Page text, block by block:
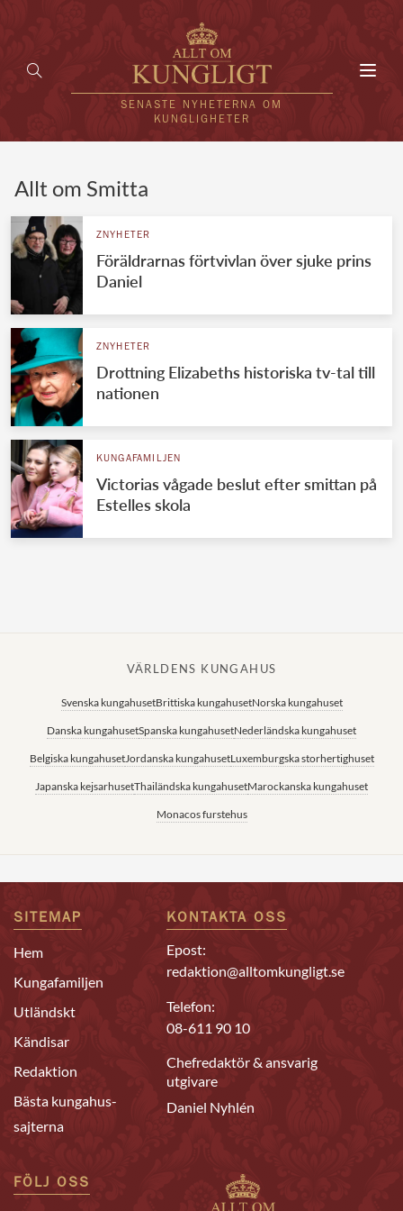
SENASTE NYHETERNA OM
KUNGLIGHETER
UTLÄNDSKT
VÄRLDENS KUNGAHUS
Svenska kungahuset
Brittiska kungahuset
Danska kungahuset
Spanska kungahuset
REDAKTION
Allt om Smitta
ZNYHETER
Föräldrarnas förtvivlan över sjuke prins
Daniel
ZNYHETER
Drottning Elizabeths historiska tv-tal till
nationen
KUNGAFAMILJEN
Victorias vågade beslut efter smittan på
Estelles skola
VÄRLDENS KUNGAHUS
Svenska kungahusetBrittiska kungahusetNorska kungahuset
Danska kungahusetSpanska kungahusetNederländska kungahuset
Belgiska kungahusetJordanska kungahusetLuxemburgska storhertighuset
Japanska kejsarhusetThailändska kungahusetMarockanska kungahuset
Monacos furstehus
SITEMAP
Hem
Kungafamiljen
Utländskt
Kändisar
Redaktion
Bästa kungahus-
sajterna
KONTAKTA OSS
Epost:
redaktion@alltomkungligt.se
Telefon:
08-611 90 10
Chefredaktör & ansvarig
utgivare
Daniel Nyhlén
FÖLJ OSS